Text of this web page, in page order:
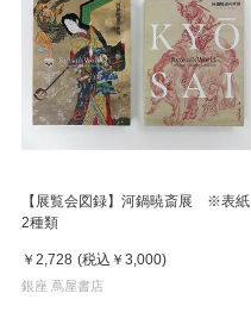
【展覧会図録】河鍋暁斎展 ※表紙
2種類
￥2,728 (税込 ￥3,000)
銀座 蔦屋書店